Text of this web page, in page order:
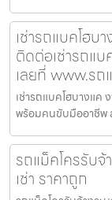
เช่ารถแบคโฮบ
ติดต่อเช่ารถแ
เลยที่ www.รถ
เช่ารถแบคโฮบางแค
พร้อมคนขับมืออาชีพ
รถแม็คโครรับจ้
เช่า ราคาถูก